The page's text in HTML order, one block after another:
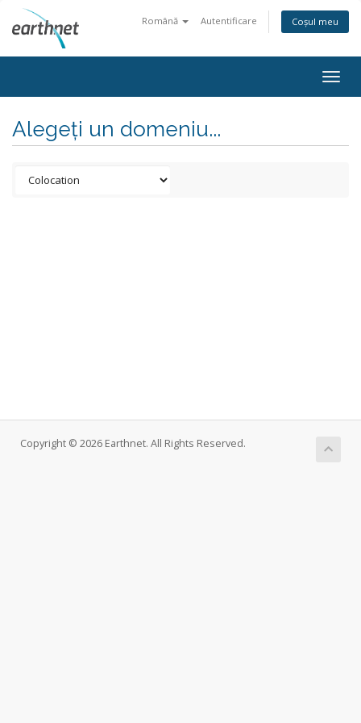
Română Autentificare Coșul meu
Alegeți un domeniu...
Copyright © 2026 Earthnet. All Rights Reserved.